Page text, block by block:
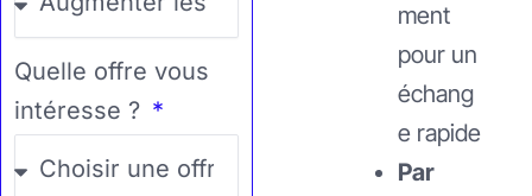
ment
pour un
échang
e rapide
Par
Quelle offre vous
intéresse ?